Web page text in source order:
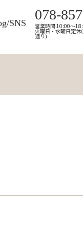
SNS
078-
営業時間 10:00～
火曜日・水曜日定
通り)